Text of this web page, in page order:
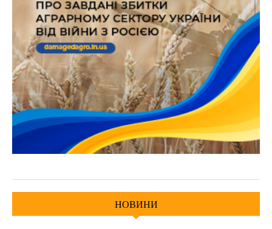
НОВИНИ